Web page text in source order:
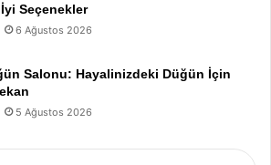
Seçenekler
6 Ağustos 2026
Salonu: Hayalinizdeki Düğün İçin
5 Ağustos 2026